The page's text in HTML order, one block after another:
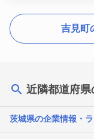
吉見町
近隣都道府県
茨城県の企業情報・